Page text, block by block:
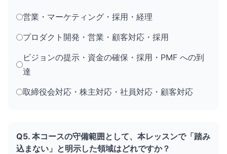
営業・マーケティング・採用・経理
プロダクト開発・営業・顧客対応・採用
ビジョンの提示・資金の確保・採用・PMF への到
達
取締役会対応・株主対応・社員対応・顧客対応
Q5. 本コースの守備範囲として、本レッスンで「踏み
込まない」と明示した領域はどれですか？